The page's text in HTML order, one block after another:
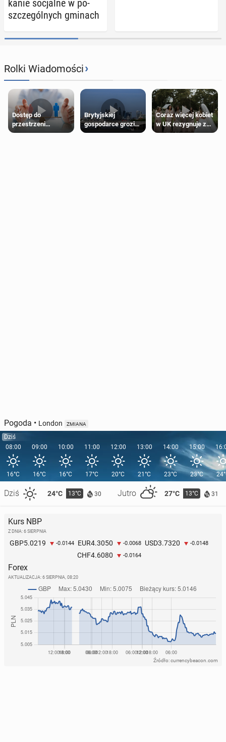
ka­nie so­cjal­ne w po­
szcze­gól­nych gminach
Rolki Wiadomości›
Dostęp do
przestrzeni
przeznaczonych
Brytyjskiej
gospodarce grozi
recesja, jeśli
Coraz więcej kobiet
w UK rezygnuje z
roli druhny na
Pogoda • London ZMIANA
Dziś
08:00
16°C
Dziś 24°C 13°C 30 Jutro 27°C 13°C 31
09:00
16°C
10:00
16°C
11:00
17°C
12:00
20°C
13:00
21°C
14:00
23°C
15:00
23°C
Kurs NBP
Z DNIA: 6 SIERPNIA
GBP5.0219 -0.0144 EUR4.3050 -0.0068 USD3.7320 -0.0148
CHF4.6080 -0.0164
Forex
AKTUALIZACJA: 6 SIERPNIA, 08:20
Źródło: currencybeacon.com